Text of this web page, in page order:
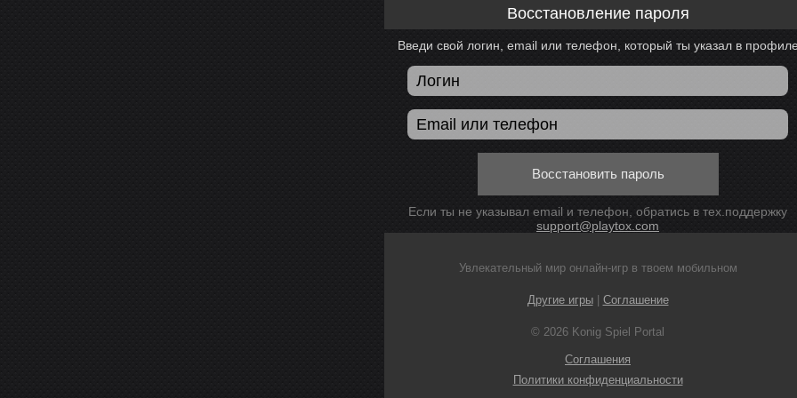
Восстановление пароля
Введи свой логин, email или телефон, который ты указал в
Восстановить пароль
Если ты не указывал email и телефон, обратись в тех.поддержку
support@playtox.com
Увлекательный мир онлайн-игр в твоем мобильном
Другие игры| Соглашение
© 2026 Konig Spiel Portal
Соглашения
Политики конфиденциальности